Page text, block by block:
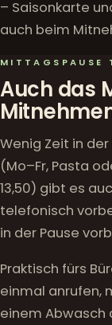
– Saisonkarte
auch beim
MITTAGSPAUSE
Auch das
Wenig Zeit in
(Mo–Fr, Pasta
13,50) gibt es
telefonisch
in der Pause
Praktisch fürs
einmal anrufen,
einem Abwasch